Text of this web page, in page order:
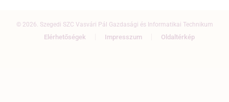
© 2026. Szegedi SZC Vasvári Pál Gazdasági és Informatikai Technikum
Elérhetőségek Impresszum Oldaltérkép